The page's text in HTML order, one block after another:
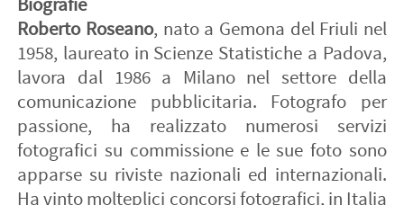
Biografie
Roberto Roseano, nato a Gemona del Friuli nel
1958, laureato in Scienze Statistiche a Padova,
lavora dal 1986 a Milano nel settore della
comunicazione pubblicitaria. Fotografo per
passione, ha realizzato numerosi servizi
fotografici su commissione e le sue foto sono
apparse su riviste nazionali ed internazionali.
Ha vinto molteplici concorsi fotografici, in Italia